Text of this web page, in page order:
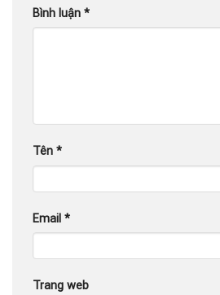
Bình luận *
Tên *
Email *
Trang web